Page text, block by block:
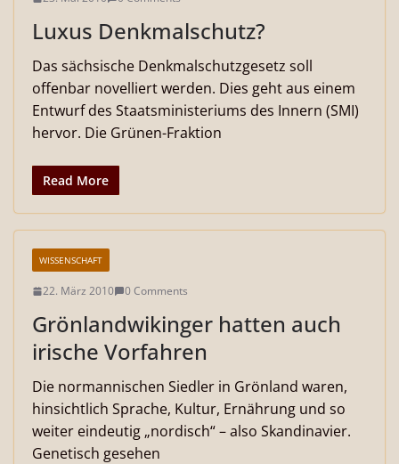
Luxus Denkmalschutz?
Das sächsische Denkmalschutzgesetz soll
offenbar novelliert werden. Dies geht aus einem
Entwurf des Staatsministeriums des Innern (SMI)
hervor. Die Grünen-Fraktion
Read More
WISSENSCHAFT
22. März 2010 0 Comments
Grönlandwikinger hatten auch
irische Vorfahren
Die normannischen Siedler in Grönland waren,
hinsichtlich Sprache, Kultur, Ernährung und so
weiter eindeutig „nordisch“ – also Skandinavier.
Genetisch gesehen